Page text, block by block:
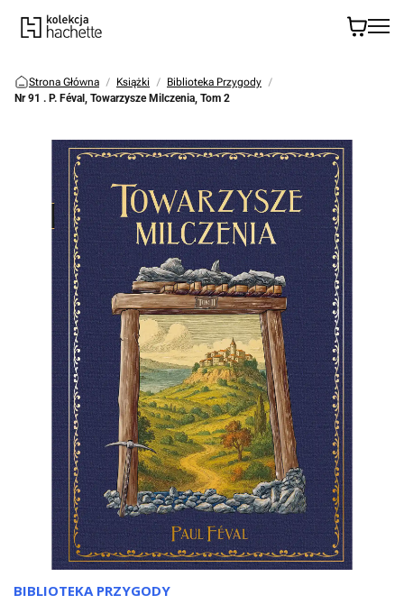
Strona Główna Książki
Biblioteka Przygody
Nr 91 . P. Féval, Towarzysze Milczenia, Tom 2
BIBLIOTEKA PRZYGODY